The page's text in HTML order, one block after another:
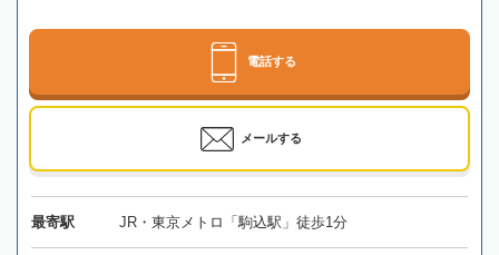
電話する
メールする
最寄駅 JR・東京メトロ「駒込駅」徒歩1分